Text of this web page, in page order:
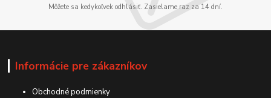
Môžete sa kedykoľvek odhlásiť. Zasielame raz za 14 dní.
Informácie pre zákazníkov
Obchodné podmienky